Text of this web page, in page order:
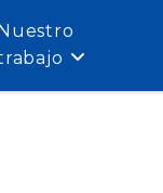
Nuestro